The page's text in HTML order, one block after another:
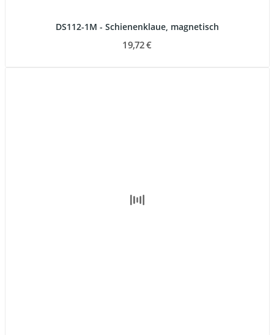
DS112-1M - Schienenklaue, magnetisch
19,72 €